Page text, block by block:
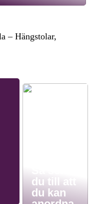
– Hängstolar,
du till att
du kan